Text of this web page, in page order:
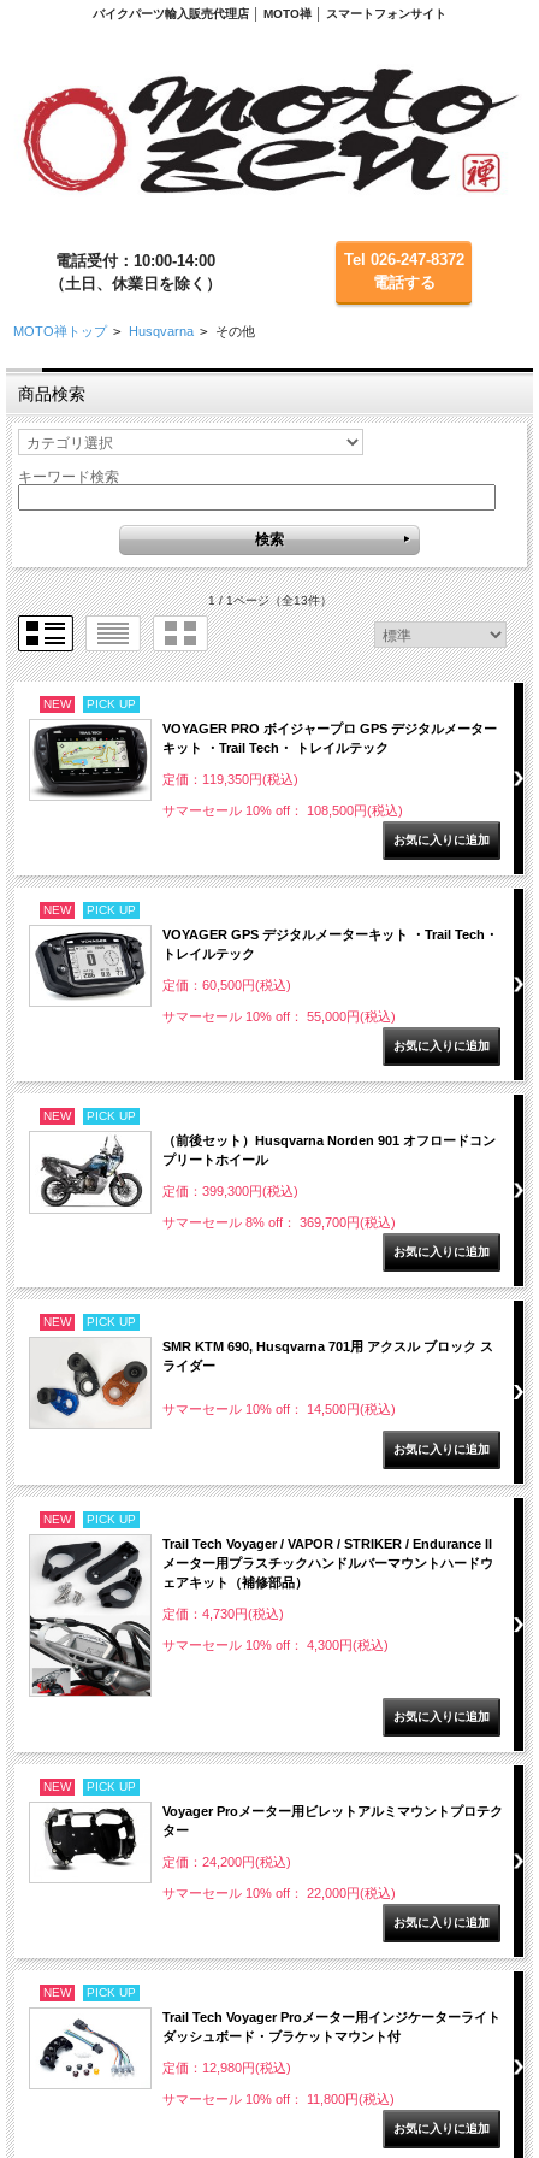
バイクパーツ輸入販売代理店 │ MOTO禅 │ スマートフォンサイト
電話受付：10:00-14:00
（土日、休業日を除く）
Tel 026-247-8372
電話する
MOTO禅トップ > Husqvarna > その他
商品検索
キーワード検索
1 / 1ページ（全13件）
NEW PICK UP
VOYAGER PRO ボイジャープロ GPS デジタルメーター
キット ・Trail Tech・ トレイルテック
定価：119,350円(税込)
サマーセール 10% off： 108,500円(税込)
NEW PICK UP
VOYAGER GPS デジタルメーターキット ・Trail Tech・
トレイルテック
定価：60,500円(税込)
サマーセール 10% off： 55,000円(税込)
NEW PICK UP
（前後セット）Husqvarna Norden 901 オフロードコン
プリートホイール
定価：399,300円(税込)
サマーセール 8% off： 369,700円(税込)
NEW PICK UP
SMR KTM 690, Husqvarna 701用 アクスル ブロック ス
ライダー
サマーセール 10% off： 14,500円(税込)
NEW PICK UP
Trail Tech Voyager / VAPOR / STRIKER / Endurance II
メーター用プラスチックハンドルバーマウントハードウ
ェアキット（補修部品）
定価：4,730円(税込)
サマーセール 10% off： 4,300円(税込)
NEW PICK UP
Voyager Proメーター用ビレットアルミマウントプロテク
ター
定価：24,200円(税込)
サマーセール 10% off： 22,000円(税込)
NEW PICK UP
Trail Tech Voyager Proメーター用インジケーターライト
ダッシュボード・ブラケットマウント付
定価：12,980円(税込)
サマーセール 10% off： 11,800円(税込)